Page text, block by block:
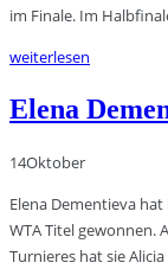
im Finale. Im
weiterlesen
Elena
14Oktober
Elena Dementieva
WTA Titel gewonnen.
Turnieres hat sie